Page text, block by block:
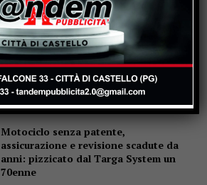
La Storia, quando una lezione si canta
invece di scriverla alla lavagna
Motociclo senza patente,
assicurazione e revisione scadute da
anni: pizzicato dal Targa System un
70enne